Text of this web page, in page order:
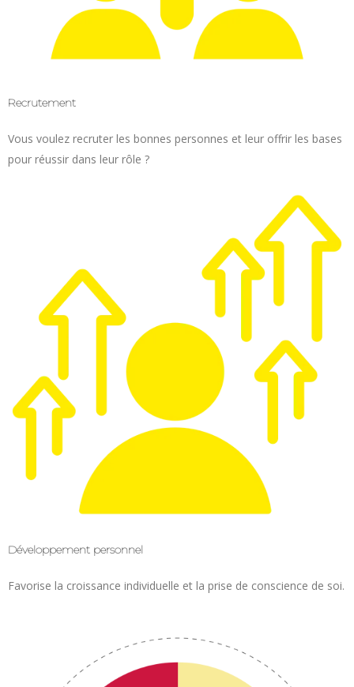
Recrutement
Vous voulez recruter les bonnes personnes et leur offrir les bases
pour réussir dans leur rôle ?
Développement personnel
Favorise la croissance individuelle et la prise de conscience de soi.